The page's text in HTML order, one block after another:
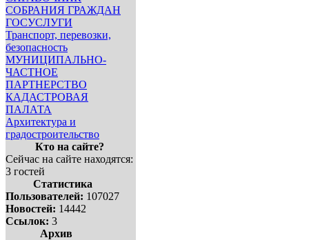
СОБРАНИЯ ГРАЖДАН
ГОСУСЛУГИ
Транспорт, перевозки,
безопасность
МУНИЦИПАЛЬНО-
ЧАСТНОЕ
ПАРТНЕРСТВО
КАДАСТРОВАЯ
ПАЛАТА
Архитектура и
градостроительство
Кто на сайте?
Сейчас на сайте находятся:
3 гостей
Статистика
Пользователей: 107027
Новостей: 14442
Ссылок: 3
Архив